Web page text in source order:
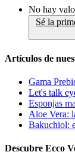
No hay
Sé la
Artículos de
Gama
Let's talk
Esponjas
Aloe Vera:
Bakuchiol:
Descubre Ecco